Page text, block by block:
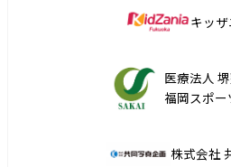
キッ
医療法人
福岡スポー
株式会社